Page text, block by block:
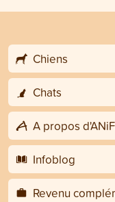
Chiens
Chats
A propos
Infoblog
Revenu